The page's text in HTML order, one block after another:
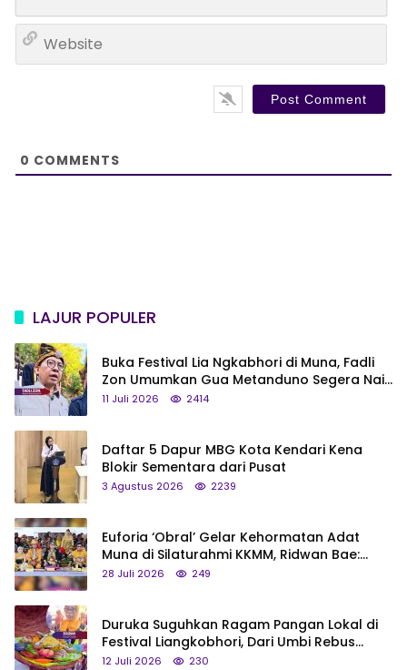
a
l
0 COMMENTS
LAJUR POPULER
Buka Festival Lia Ngkabhori di Muna, Fadli
Zon Umumkan Gua Metanduno Segera Naik
Status Jadi Cagar Budaya Nasional
11 Juli 2026 2414
Daftar 5 Dapur MBG Kota Kendari Kena
Blokir Sementara dari Pusat
3 Agustus 2026 2239
Euforia ‘Obral’ Gelar Kehormatan Adat
Muna di Silaturahmi KKMM, Ridwan Bae:
Saya Bukan Tipe Begitu, Belum Pantas!
28 Juli 2026 249
Duruka Suguhkan Ragam Pangan Lokal di
Festival Liangkobhori, Dari Umbi Rebus
hingga Tumpeng Beras Muna
12 Juli 2026 230